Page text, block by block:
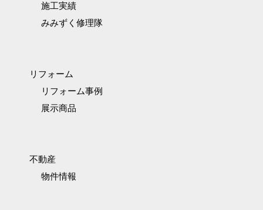
施工実績
みみずく修理隊
リフォーム
リフォーム事例
展示商品
不動産
物件情報